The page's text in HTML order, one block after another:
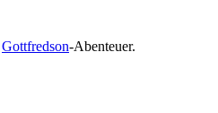
Gottfredson-Abenteuer.